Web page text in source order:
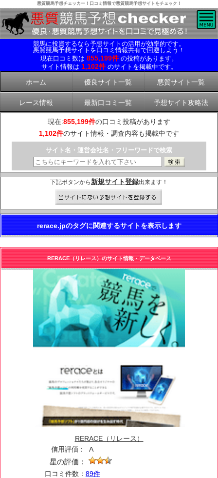
悪質競馬予想チェッカー！口コミ情報で悪質競馬予想サイトをチェック！
競馬に投資するなら予想サイトの活用が効率的です。
悪質競馬予想サイトを口コミ情報共有で回避しよう！
現在口コミ数は 855,199件 の投稿があります。
サイト情報は 1,102件 のサイトを掲載中です。
ホーム 優良サイト一覧 悪質サイト一覧
レース情報 最新口コミ一覧 予想サイト攻略法
現在:855,199件の口コミ投稿があります
1,102件のサイト情報・調査内容も掲載中です
サイト名・運営会社名・フリーワードで検索
下記ボタンから 新規サイト登録出来ます！
rerace.jpのタグに関連するサイトを表示します
RERACE（リレース）のサイト情報・データベース
RERACE（リレース）
信用評価：
A
星の評価：
口コミ件数： 89件